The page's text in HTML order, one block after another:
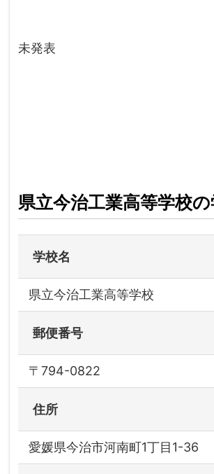
未発表
県立今治工業高等学校
学校名
県立今治工業高等学校
郵便番号
〒794-0822
住所
愛媛県今治市河南町1丁目1-36